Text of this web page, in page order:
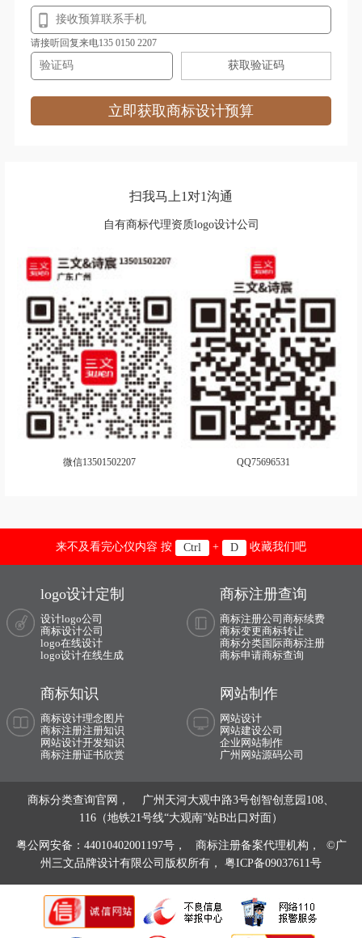
广药集团logo设计
功能性饮料logo设计 公寓logo设计
国外大学logo设计 工程学院logo设计
红色logo设计
火腿logo设计 黑巧克力logo设计
红茶logo设计 黑啤logo设计
护肤品logo设计 化妆品logo设计
豪华汽车品牌logo设计 货车logo设计
航空公司logo设计 火锅店logo设计
环保logo设计 环境logo设计
进口酒logo设计 鸡尾酒logo设计
家纺logo设计 健身器材logo设计
经济型汽车品牌logo设计
家电logo设计 建筑logo设计
家庭音响logo设计 建材logo设计
家私logo设计 家具logo设计
集团logo设计 集团公司logo设计
教育logo设计 俱乐部logo设计
快递logo设计 快捷酒店logo设计
会计师logo设计 科技大学logo设计
蓝色logo设计 零食logo设计
烈酒logo设计 轮胎logo设计
请接听回复来电135 0150 2207
获取验证码
立即获取商标设计预算
扫我马上1对1沟通
自有商标代理资质logo设计公司
微信13501502207 QQ75696531
来不及看完心仪内容 按 Ctrl + D 收藏我们吧
logo设计定制
设计logo公司
商标设计公司
logo在线设计
logo设计在线生成
商标注册查询
商标注册公司 商标续费
商标变更商标转让
商标分类国际商标注册
商标申请商标查询
商标知识
商标设计理念图片
商标注册注册知识
网站设计开发知识
商标注册证书欣赏
网站制作
网站设计
网站建设公司
企业网站制作
广州网站源码公司
商标分类查询官网， 广州天河大观中路3号创智创意园108、
116（地铁21号线“大观南”站B出口对面）
粤公网安备：44010402001197号，
商标注册备案代理机构， ©广
州三文品牌设计有限公司版权所有， 粤ICP备09037611号